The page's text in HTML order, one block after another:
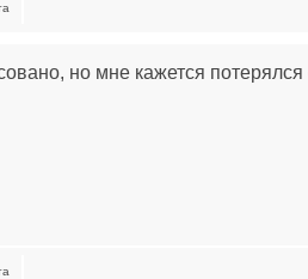
но мне кажется потерялся